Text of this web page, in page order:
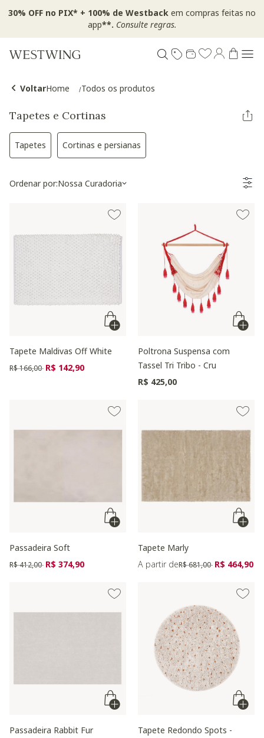
30% OFF no PIX* + 100% de Westback em compras feitas no
app**. Consulte regras.
VoltarHome Todos os produtos
Tapetes e Cortinas
TapetesRefinar por Categoria: Tapetes
Cortinas e persianasRefinar por Categoria: Cortinas e
Ordenar por:Nossa Curadoria
Tapete Maldivas Off White
Preço reduzido de
R$ 166,00 para
R$ 142,90
Poltrona Suspensa com
Tassel Tri Tribo - Cru
R$ 425,00
Passadeira Soft
Preço reduzido de
R$ 412,00 para
R$ 374,90
Tapete Marly
A partir dePreço reduzido de
R$ 681,00 para
R$ 464,90
Passadeira Rabbit Fur
Tapete Redondo Spots -